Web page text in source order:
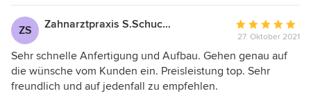
Verfügung und freuen uns auf eine weitere
gemeinsame Zusammenarbeit.
ZS Zahnarztpraxis S.Schuchardt
Bewertung:
5
von
27. Oktober 2021
Sehr schnelle Anfertigung und Aufbau. Gehen genau auf
die wünsche vom Kunden ein. Preisleistung top. Sehr
freundlich und auf jedenfall zu empfehlen.